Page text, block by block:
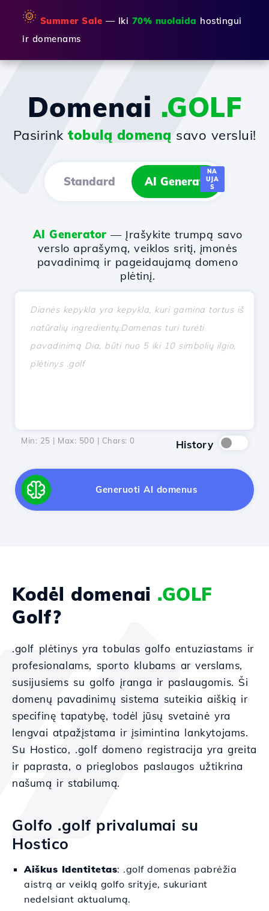
🌞 Summer Sale — Iki 70% nuolaida hostingui
ir domenams
Domenai .GOLF
Pasirink tobulą domeną savo verslui!
Standard AI Generator
NA
UJA
S
AI Generator — Įrašykite trumpą savo
verslo aprašymą, veiklos sritį, įmonės
pavadinimą ir pageidaujamą domeno
plėtinį.
Min: 25 | Max: 500 | Chars: 0 History
Generuoti AI domenus
Kodėl domenai .GOLF
Golf?
.golf plėtinys yra tobulas golfo entuziastams ir
profesionalams, sporto klubams ar verslams,
susijusiems su golfo įranga ir paslaugomis. Ši
domenų pavadinimų sistema suteikia aiškią ir
specifinę tapatybę, todėl jūsų svetainė yra
lengvai atpažįstama ir įsimintina lankytojams.
Su Hostico, .golf domeno registracija yra greita
ir paprasta, o prieglobos paslaugos užtikrina
našumą ir stabilumą.
Golfo .golf privalumai su
Hostico
Aiškus Identitetas: .golf domenas pabrėžia
aistrą ar veiklą golfo srityje, sukuriant
nedelsiant aktualumą.